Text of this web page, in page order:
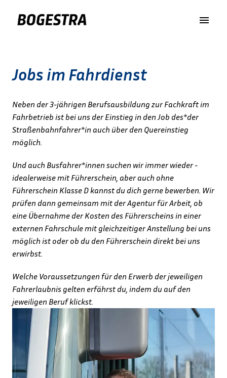
Inhalt
https://www.bogestra.de/
Jobs im Fahrdienst
Neben der 3-jährigen Berufsausbildung zur Fachkraft im
Fahrbetrieb ist bei uns der Einstieg in den Job des*der
Straßenbahnfahrer*in auch über den Quereinstieg
möglich.
Und auch Busfahrer*innen suchen wir immer wieder -
idealerweise mit Führerschein, aber auch ohne
Führerschein Klasse D kannst du dich gerne bewerben. Wir
prüfen dann gemeinsam mit der Agentur für Arbeit, ob
eine Übernahme der Kosten des Führerscheins in einer
externen Fahrschule mit gleichzeitiger Anstellung bei uns
möglich ist oder ob du den Führerschein direkt bei uns
erwirbst.
Welche Voraussetzungen für den Erwerb der jeweiligen
Fahrerlaubnis gelten erfährst du, indem du auf den
jeweiligen Beruf klickst.